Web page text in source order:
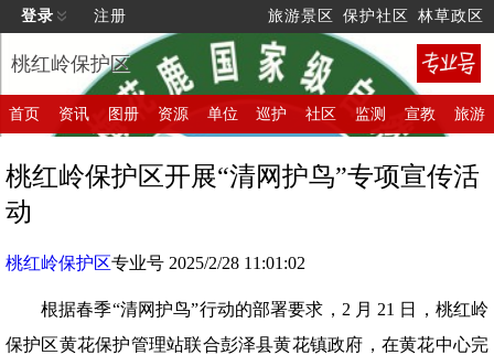
登录 注册 旅游景区 保护社区 林草政区
桃红岭保护区
首页 资讯 图册 资源 单位 巡护 社区 监测 宣教 旅游
桃红岭保护区开展“清网护鸟”专项宣传活
动
桃红岭保护区专业号 2025/2/28 11:01:02
根据春季“清网护鸟”行动的部署要求，2 月 21 日，桃红岭
保护区黄花保护管理站联合彭泽县黄花镇政府，在黄花中心完